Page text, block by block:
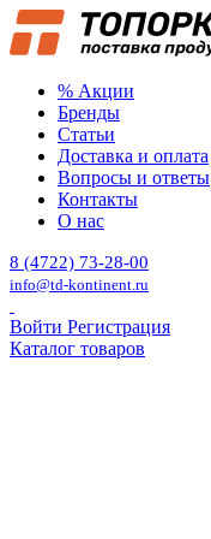
% Акции
Бренды
Статьи
Доставка и оплата
Вопросы и ответы
Контакты
О нас
8 (4722) 73-28-00
info@td-kontinent.ru
Войти Регистрация
Каталог товаров